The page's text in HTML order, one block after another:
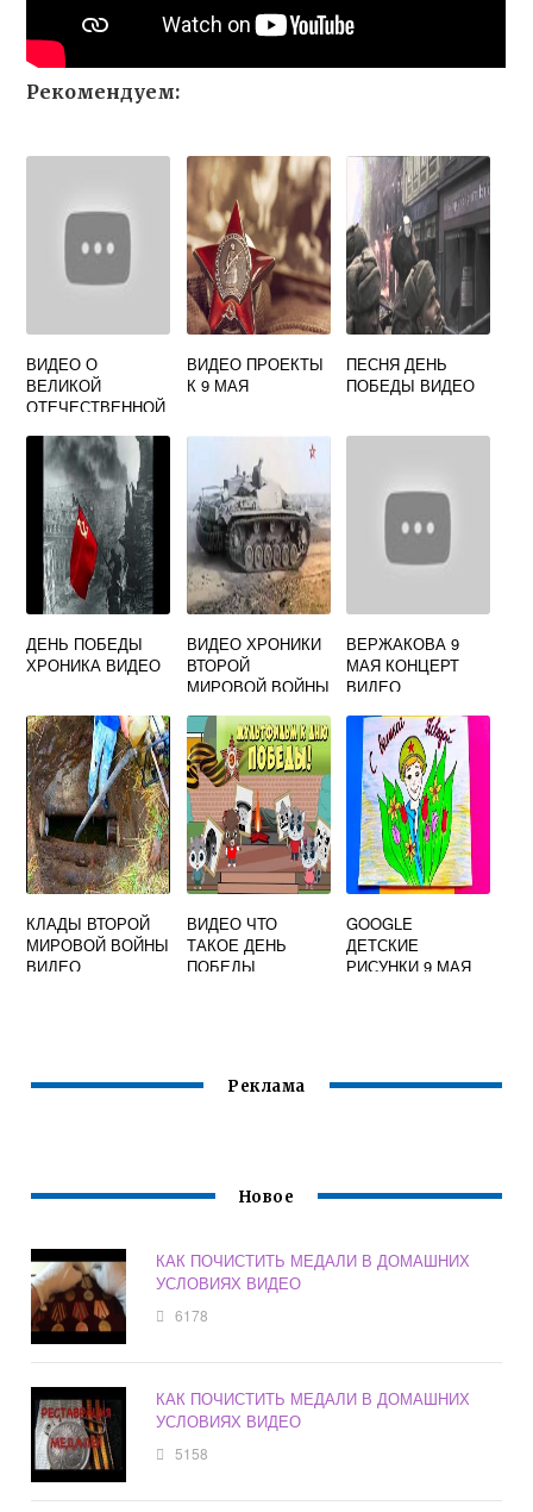
Рекомендуем:
ВИДЕО О
ВЕЛИКОЙ
ОТЕЧЕСТВЕННОЙ
НАЧАЛЬНОЙ
ШКОЛЫ
ВИДЕО ПРОЕКТЫ
К 9 МАЯ
ПЕСНЯ ДЕНЬ
ПОБЕДЫ ВИДЕО
ДЕНЬ ПОБЕДЫ
ХРОНИКА ВИДЕО
ВИДЕО ХРОНИКИ
ВТОРОЙ
МИРОВОЙ ВОЙНЫ
ОНЛАЙН
ВЕРЖАКОВА 9
МАЯ КОНЦЕРТ
ВИДЕО
КЛАДЫ ВТОРОЙ
МИРОВОЙ ВОЙНЫ
ВИДЕО
ВИДЕО ЧТО
ТАКОЕ ДЕНЬ
ПОБЕДЫ
GOOGLE
ДЕТСКИЕ
РИСУНКИ 9 МАЯ
Реклама
Новое
КАК ПОЧИСТИТЬ МЕДАЛИ В ДОМАШНИХ
УСЛОВИЯХ ВИДЕО
6178
КАК ПОЧИСТИТЬ МЕДАЛИ В ДОМАШНИХ
УСЛОВИЯХ ВИДЕО
5158